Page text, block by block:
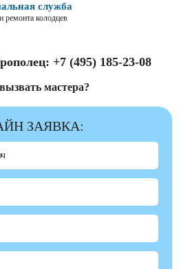
служба
ремонта колодцев
+7 (495) 185-23-08
мастера?
ЗАЯВКА: